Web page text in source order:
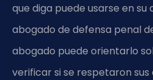
que diga puede usarse en
abogado de defensa penal
abogado puede orientarlo
verificar si se respetaron